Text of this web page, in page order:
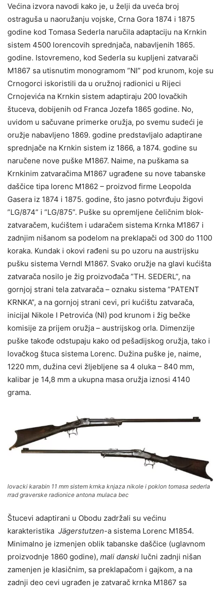
Većina izvora navodi kako je, u želji da uveća broj
ostraguša u naoružanju vojske, Crna Gora 1874 i 1875
godine kod Tomasa Sederla naručila adaptaciju na Krnkin
sistem 4500 lorencovih sprednjača, nabavljenih 1865.
godine. Istovremeno, kod Sederla su kupljeni zatvarači
M1867 sa utisnutim monogramom ”NI” pod krunom, koje su
Crnogorci iskoristili da u oružnoj radionici u Rijeci
Crnojevića na Krnkin sistem adaptiraju 200 lovačkih
štuceva, dobijenih od Franca Jozefa 1865 godine. No,
uvidom u sačuvane primerke oružja, po svemu sudeći je
oružje nabavljeno 1869. godine predstavljalo adaptirane
sprednjače na Krnkin sistem iz 1866, a 1874. godine su
naručene nove puške M1867. Naime, na puškama sa
Krnkinim zatvaračima M1867 ugrađene su nove tabanske
daščice tipa lorenc M1862 – proizvod firme Leopolda
Gasera iz 1874 i 1875. godine, što jasno potvrđuju žigovi
”LG/874” i ”LG/875”. Puške su opremljene čeličnim blok-
zatvaračem, kućištem i udaračem sistema Krnka M1867 i
zadnjim nišanom sa podelom na preklapači od 300 do 1100
koraka. Kundak i okovi rađeni su po uzoru na austrijsku
pušku sistema Verndl M1867. Svako oružje na glavi kućišta
zatvarača nosilo je žig proizvođača ”TH. SEDERL”, na
gornjoj strani tela zatvarača – oznaku sistema ”PATENT
KRNKA”, a na gornjoj strani cevi, pri kućištu zatvarača,
inicijal Nikole I Petrovića (NI) pod krunom i žig bečke
komisije za prijem oružja – austrijskog orla. Dimenzije
puške takođe odstupaju kako od pešadijskog oružja, tako i
lovačkog štuca sistema Lorenc. Dužina puške je, naime,
1220 mm, dužina cevi žljebljene sa 4 oluka – 840 mm,
kalibar je 14,8 mm a ukupna masa oružja iznosi 4140
grama.
lovacki karabin 11 mm sistem krnka knjaza nikole i poklon tomasa sederla
rrad graverske radionice antona mulaca bec
Štucevi adaptirani u Obodu zadržali su većinu
karakteristika Jägerstutzen-a sistema Lorenc M1854.
Minimalno je izmenjen oblik tabanske daščice (uglavnom
proizvodnje 1860 godine), mali danski lučni zadnji nišan
zamenjen je klasičnim, sa preklapačom i gajkom, a na
zadnji deo cevi ugrađen je zatvarač krnka M1867 sa